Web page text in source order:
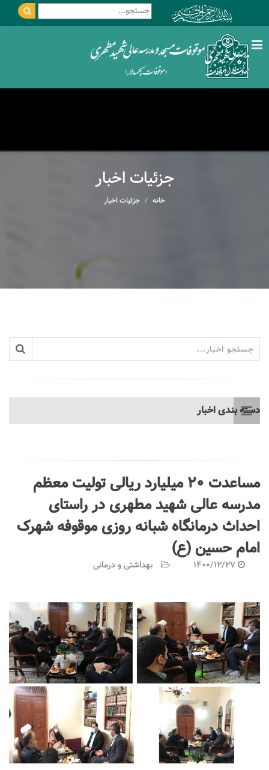
جزئیات اخبار
خانه جزئیات اخبار
دسته بندی اخبار
مساعدت 20 میلیارد ریالی تولیت معظم
مدرسه عالی شهید مطهری در راستای
احداث درمانگاه شبانه روزی موقوفه شهرک
امام حسین (ع)
1400/12/27 بهداشتی و درمانی